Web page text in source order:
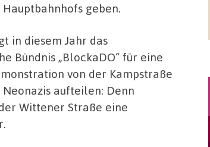
geben.
in diesem Jahr das
Bündnis „BlockaDO“ für eine
von der Kampstraße
aufteilen: Denn
Wittener Straße eine